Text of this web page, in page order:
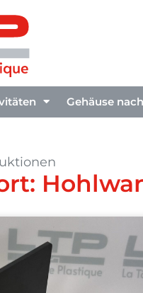
Gehäuse